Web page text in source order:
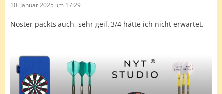
10. Januar 2025 um 17:29
Noster packts auch, sehr geil. 3/4 hätte ich nicht erwartet.